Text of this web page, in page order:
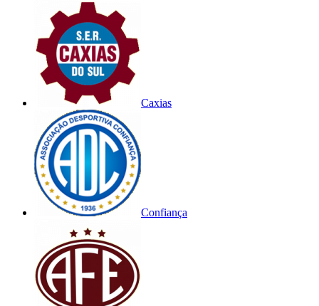
Caxias
Confiança